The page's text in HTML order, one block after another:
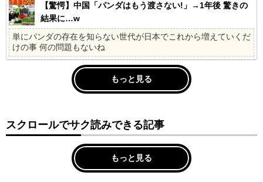
【驚愕】中国「パンダはもう渡さない!」→1年後 驚きの
結果に…w
単にパンダの存在を知らない世代が日本でこれから増えていくだ
けの事 何の問題もないね
もっと見る
スクロールでサク読みできる記事
もっと見る